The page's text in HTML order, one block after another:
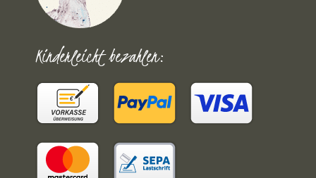
Kinderleicht bezahlen: